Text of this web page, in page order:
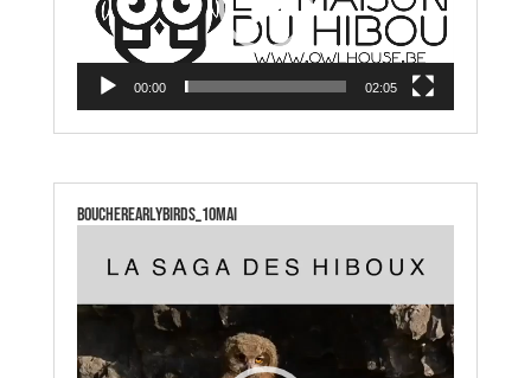
00:00 02:05
boucherearlybirds_10mai